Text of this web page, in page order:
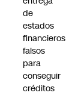
de
estados
financieros
falsos
para
conseguir
créditos